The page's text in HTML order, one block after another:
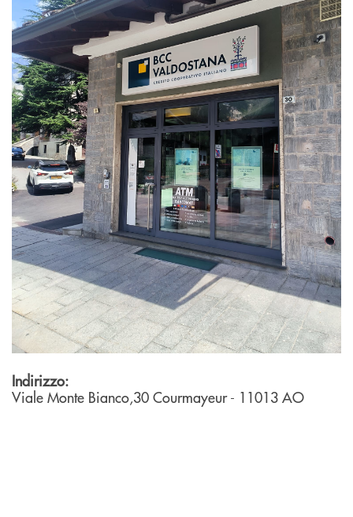
Indirizzo:
Viale Monte Bianco,30 Courmayeur- 11013 AO